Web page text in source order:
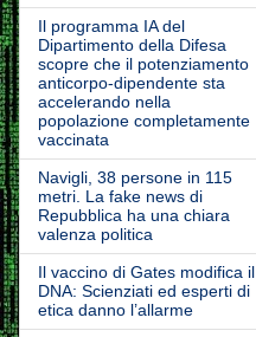
Il programma IA del
Dipartimento della Difesa
scopre che il potenziamento
anticorpo-dipendente sta
accelerando nella
popolazione completamente
vaccinata
Navigli, 38 persone in 115
metri. La fake news di
Repubblica ha una chiara
valenza politica
Il vaccino di Gates modifica il
DNA: Scienziati ed esperti di
etica danno l’allarme